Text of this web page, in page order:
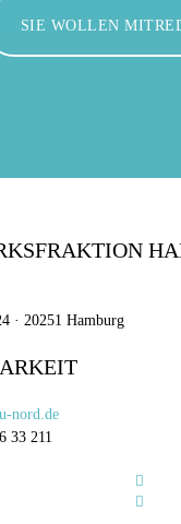
SIE WOLLEN
· 20251 Hamburg
nord.de
33 211